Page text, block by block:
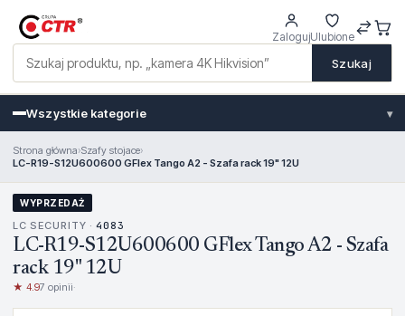
Szukaj
ZalogujUlubione
Wszystkie kategorie ▾
Strona główna›Szafy stojace›
LC-R19-S12U600600 GFlex Tango A2 - Szafa rack 19" 12U
WYPRZEDAŻ
LC SECURITY · 4083
LC-R19-S12U600600 GFlex Tango A2 - Szafa
rack 19" 12U
★ 4.97 opinii·